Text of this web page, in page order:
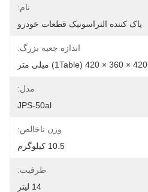
نام:
پاک کننده التراسونیک قطعات خودرو
اندازه جعبه بزرگ:
420 × 360 × 420 (1Table) میلی متر
مدل:
JPS-50al
وزن ناخالص:
10.5 کیلوگرم
ظرفیت:
14 لیتر